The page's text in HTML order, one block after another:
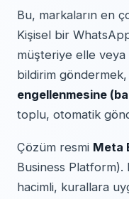
Bu, markaların en
Kişisel bir
müşteriye elle veya
bildirim göndermek,
engellenmesine
toplu, otomatik
Çözüm resmi Meta
Business Platform).
hacimli, kurallara